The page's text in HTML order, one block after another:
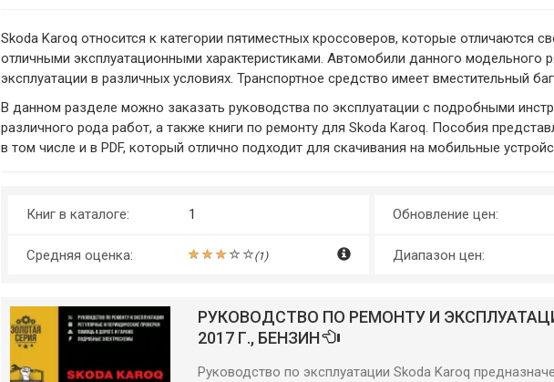
Skoda Karoq относится к категории пятиместных кроссоверов, которые отличаются
отличными эксплуатационными характеристиками. Автомобили данного модельного
эксплуатации в различных условиях. Транспортное средство имеет вместительный
В данном разделе можно заказать руководства по эксплуатации с подробными
различного рода работ, а также книги по ремонту для Skoda Karoq. Пособия
в том числе и в PDF, который отлично подходит для скачивания на мобильные
Книг в каталоге: 1 Обновление цен:
Средняя оценка: (1) Диапазон цен:
РУКОВОДСТВО ПО РЕМОНТУ И
2017 Г., БЕНЗИН
Руководство по эксплуатации Skoda Karoq